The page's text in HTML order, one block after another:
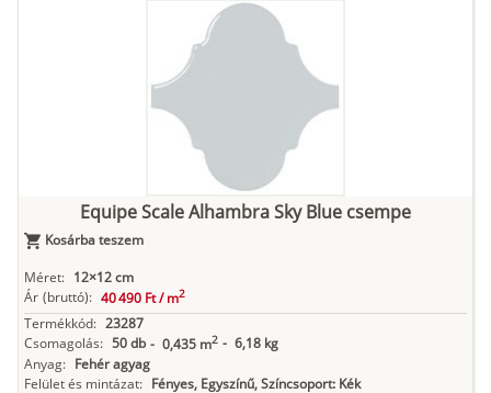
Equipe Scale Alhambra Sky Blue csempe
Kosárba teszem
Méret: 12×12 cm
Ár (bruttó): 40 490 Ft /m2
Termékkód: 23287
Csomagolás: 50 db - 0,435 m2 - 6,18 kg
Anyag: Fehér agyag
Felület és mintázat: Fényes, Egyszínű, Színcsoport: Kék